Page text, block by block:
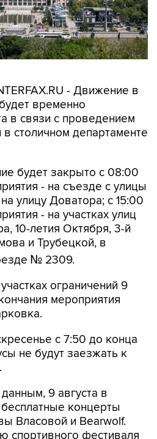
- Движение в
временно
в связи с проведением
столичном департаменте
будет закрыто с 08:00
- на съезде с улицы
улицу Доватора; с 15:00
- на участках улиц
10-летия Октября, 3-й
и Трубецкой, в
№ 2309.
ограничений 9
мероприятия
с 7:50 до конца
не будут заезжать к
9 августа в
концерты
Власовой и Bearwolf.
спортивного фестиваля